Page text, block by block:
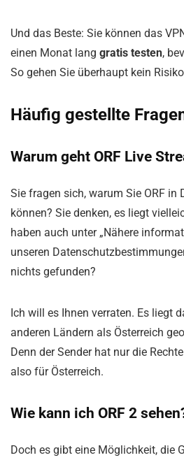
Und das Beste: Sie können das
einen Monat lang gratis testen,
So gehen Sie überhaupt kein
Häufig gestellte
Warum geht ORF Live
Sie fragen sich, warum Sie ORF in
können? Sie denken, es liegt
haben auch unter „Nähere
unseren
nichts gefunden?
Ich will es Ihnen verraten. Es liegt
anderen Ländern als Österreich
Denn der Sender hat nur die
also für Österreich.
Wie kann ich ORF 2
Doch es gibt eine Möglichkeit, die